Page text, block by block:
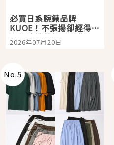
必買日系腕錶品牌
KUOE！不張揚卻經得起
時間洗鍊的經典之作五
選
2026年07月20日
No.5